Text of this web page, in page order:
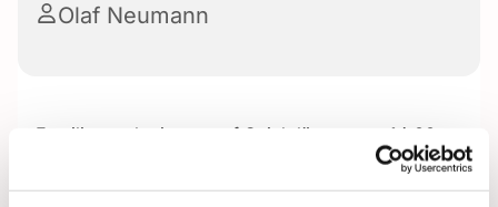
Olaf Neumann
Familiennachmittage auf Spielplätzen von 14:00